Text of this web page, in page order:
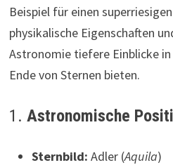
Beispiel für einen
physikalische Eigenschaften
Astronomie tiefere Einblicke
Ende von Sternen bieten.
1.Astronomische
Sternbild: Adler (Aquila)